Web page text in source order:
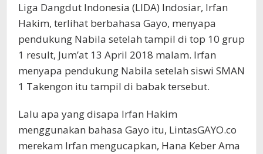
Liga Dangdut Indonesia (LIDA) Indosiar, Irfan
Hakim, terlihat berbahasa Gayo, menyapa
pendukung Nabila setelah tampil di top 10 grup
1 result, Jum’at 13 April 2018 malam. Irfan
menyapa pendukung Nabila setelah siswi SMAN
1 Takengon itu tampil di babak tersebut.
Lalu apa yang disapa Irfan Hakim
menggunakan bahasa Gayo itu, LintasGAYO.co
merekam Irfan mengucapkan, Hana Keber Ama